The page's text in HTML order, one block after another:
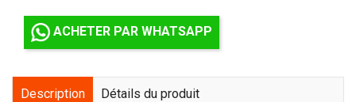
ACHETER PAR WHATSAPP
Description Détails du produit